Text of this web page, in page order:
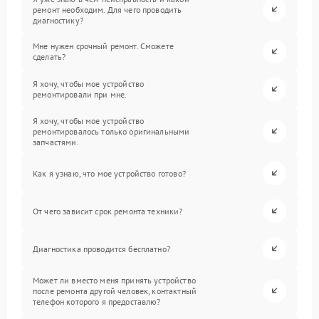
ремонт необходим. Для чего проводить
диагностику?
Мне нужен срочный ремонт. Сможете
сделать?
Я хочу, чтобы мое устройство
ремонтировали при мне.
Я хочу, чтобы мое устройство
ремонтировалось только оригинальными
запчастями.
Как я узнаю, что мое устройство готово?
От чего зависит срок ремонта техники?
Диагностика проводится бесплатно?
Может ли вместо меня принять устройство
после ремонта другой человек, контактный
телефон которого я предоставлю?